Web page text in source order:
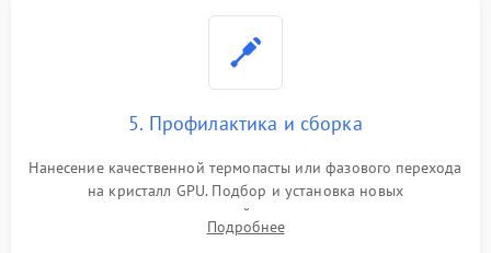
5. Профилактика и сборка
Нанесение качественной термопасты или фазового перехода
на кристалл GPU. Подбор и установка новых
термопрокладок правильной толщины на память и цепи
питания. Монтаж радиатора и бэкплейта, подключение и
Подробнее